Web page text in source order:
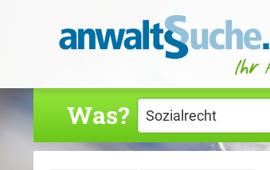
Was?